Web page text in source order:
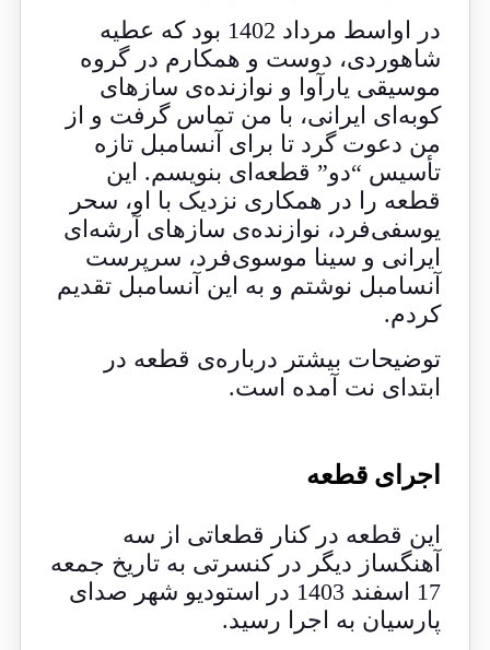
در اواسط مرداد 1402 بود که عطیه
شاهوردی، دوست و همکارم در گروه
موسیقی یارآوا و نوازنده‌ی سازهای
کوبه‌ای ایرانی، با من تماس گرفت و از
من دعوت گرد تا برای آنسامبل تازه
تأسیس “دو” قطعه‌ای بنویسم. این
قطعه را در همکاری نزدیک با او، سحر
یوسفی‌فرد، نوازنده‌ی سازهای آرشه‌ای
ایرانی و سینا موسوی‌فرد، سرپرست
آنسامبل نوشتم و به این آنسامبل تقدیم
کردم.
توضیحات بیشتر درباره‌ی قطعه در
ابتدای نت آمده است.
اجرای قطعه
این قطعه در کنار قطعاتی از سه
آهنگساز دیگر در کنسرتی به تاریخ جمعه
17 اسفند 1403 در استودیو شهر صدای
پارسیان به اجرا رسید.